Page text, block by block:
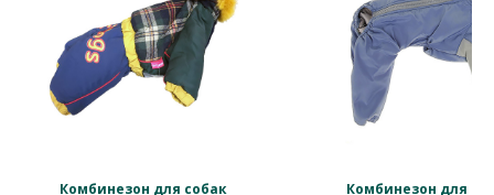
Комбинезон для собак Комбинезон для